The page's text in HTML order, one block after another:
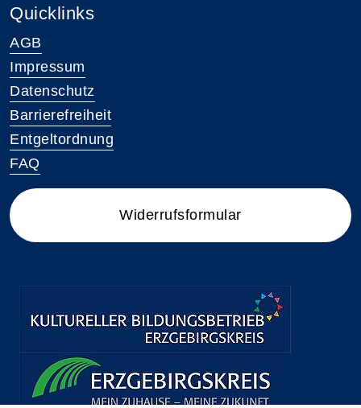
Quicklinks
AGB
Impressum
Datenschutz
Barrierefreiheit
Entgeltordnung
FAQ
Widerrufsformular